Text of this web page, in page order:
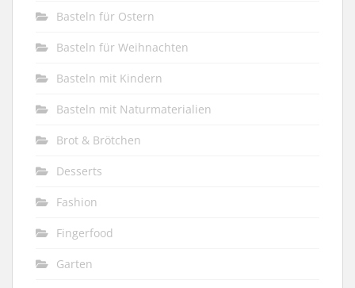
Basteln für Ostern
Basteln für Weihnachten
Basteln mit Kindern
Basteln mit Naturmaterialien
Brot & Brötchen
Desserts
Fashion
Fingerfood
Garten